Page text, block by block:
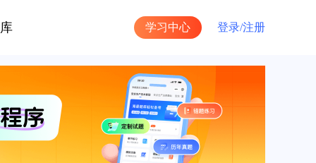
学习中心 登录/注册